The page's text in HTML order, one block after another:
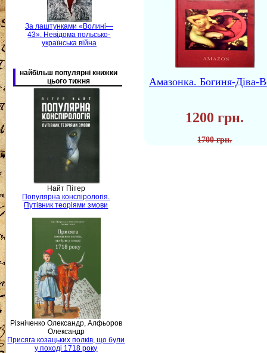
За лаштунками «Волині—
43». Невідома польсько-
українська війна
найбільш популярні книжки
цього тижня
Найт Пітер
Популярна конспірологія.
Путівник теоріями змови
Різніченко Олександр, Алфьоров
Олександр
Присяга козацьких полків, що були
у поході 1718 року
Амазонка. Богиня-Діва-
1200 грн.
1700 грн.